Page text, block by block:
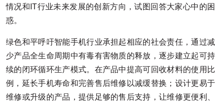
情况和IT行业未来发展的创新方向，试图回答大家心中的困
惑。
绿色和平呼吁智能手机行业承担起相应的社会责任，通过减
少产品全生命周期中有毒有害物质的释放，逐步建立起可持
续的闭环循环生产模式。在产品中提高可回收材料的使用比
例，延长手机寿命和完善售后维修以减缓替换；设计更易于
维修或升级的产品，提供足够的售后支持，让维修更便利、